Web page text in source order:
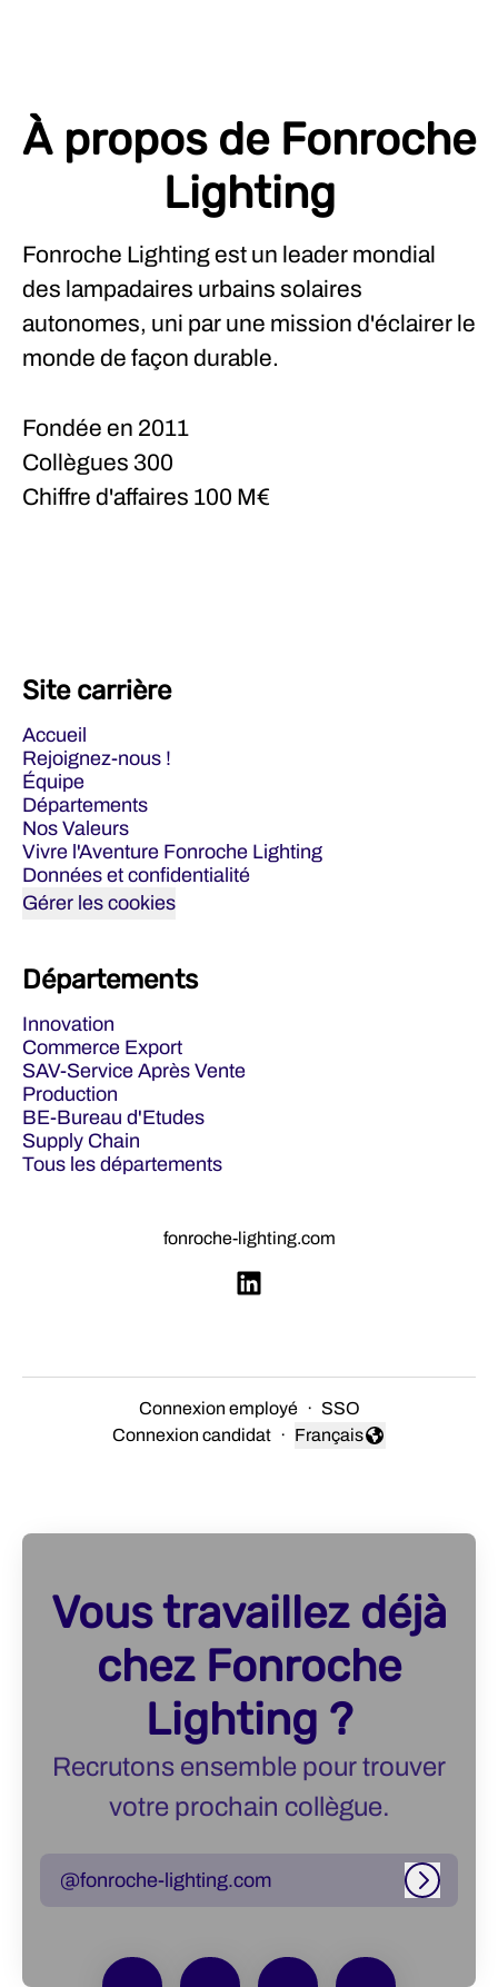
À propos de Fonroche
Lighting
Fonroche Lighting est un leader mondial
des lampadaires urbains solaires
autonomes, uni par une mission d'éclairer le
monde de façon durable.
Fondée en 2011
Collègues 300
Chiffre d'affaires 100 M€
Site carrière
Accueil
Rejoignez-nous !
Équipe
Départements
Nos Valeurs
Vivre l'Aventure Fonroche Lighting
Données et confidentialité
Gérer les cookies
Départements
Innovation
Commerce Export
SAV-Service Après Vente
Production
BE-Bureau d'Etudes
Supply Chain
Tous les départements
fonroche-lighting.com
Connexion employé · SSO
Connexion candidat ·
Changer la langue
Français
Vous travaillez déjà
chez Fonroche
Lighting ?
Recrutons ensemble pour trouver
votre prochain collègue.
@fonroche-lighting.com